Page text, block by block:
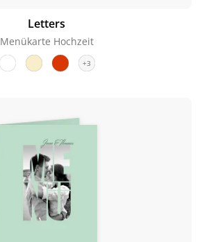
Letters
Menükarte Hochzeit
+3